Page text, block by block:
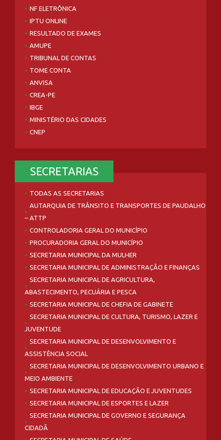
NF ELETRÔNICA
IPTU ONLINE
RESULTADO DE EXAMES
AMUPE
TRIBUNAL DE CONTAS
TOME CONTA
ANVISA
CREA-PE
IBGE
MINISTÉRIO DAS CIDADES
CNEP
SECRETARIAS
TODAS AS SECRETARIAS
AUTARQUIA DE TRÂNSITO E TRANSPORTES DE PAUDALHO
– ATTP
CONTROLADORIA GERAL DO MUNICÍPIO
PROCURADORIA GERAL DO MUNICÍPIO
SECRETARIA MUNICIPAL DA MULHER
SECRETARIA MUNICIPAL DE ADMINISTRAÇÃO E FINANÇAS
SECRETARIA MUNICIPAL DE AGRICULTURA,
ABASTECIMENTO, PECUÁRIA E PESCA
SECRETARIA MUNICIPAL DE CHEFIA DE GABINETE
SECRETARIA MUNICIPAL DE CULTURA, TURISMO, LAZER E
JUVENTUDE
SECRETARIA MUNICIPAL DE DESENVOLVIMENTO E
ASSISTÊNCIA SOCIAL
SECRETARIA MUNICIPAL DE DESENVOLVIMENTO URBANO E
MEIO AMBIENTE
SECRETARIA MUNICIPAL DE EDUCAÇÃO E JUVENTUDES
SECRETARIA MUNICIPAL DE ESPORTES E LAZER
SECRETARIA MUNICIPAL DE GOVERNO E SEGURANÇA
CIDADÃ